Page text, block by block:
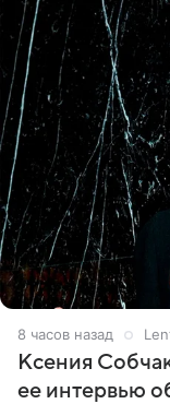
8 часов назад
Ксения
ее интервью